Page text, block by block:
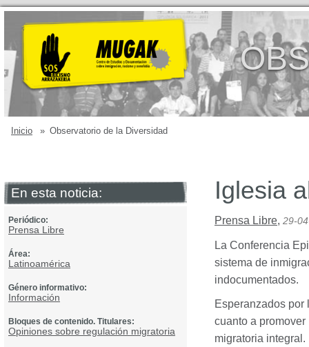
Inicio » Observatorio de la Diversidad
En esta noticia:
Periódico:
Prensa Libre
Área:
Latinoamérica
Género informativo:
Información
Bloques de contenido. Titulares:
Opiniones sobre regulación migratoria
Iglesia
Prensa Libre, 29-
La Conferencia
sistema de
indocumentados.
Esperanzados por
cuanto a
migratoria